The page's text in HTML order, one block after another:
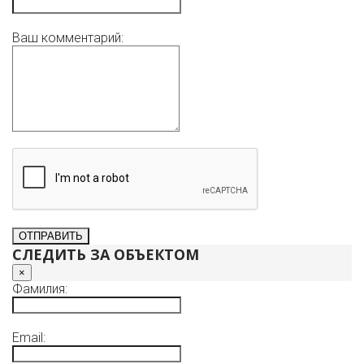
Ваш комментарий:
СЛЕДИТЬ ЗА ОБЪЕКТОМ
×
Фамилия:
Email: